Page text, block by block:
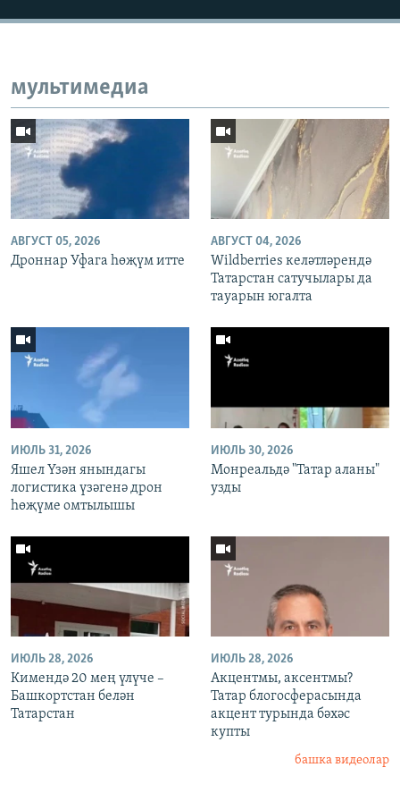
мультимедиа
АВГУСТ 05, 2026
Дроннар Уфага һөҗүм итте
АВГУСТ 04, 2026
Wildberries келәтләрендә
Татарстан сатучылары да
тауарын югалта
ИЮЛЬ 31, 2026
Яшел Үзән янындагы
логистика үзәгенә дрон
һөҗүме омтылышы
ИЮЛЬ 30, 2026
Монреальдә "Татар аланы"
узды
ИЮЛЬ 28, 2026
Кимендә 20 мең үлүче –
Башкортстан белән
Татарстан
ИЮЛЬ 28, 2026
Акцентмы, аксентмы?
Татар блогосферасында
акцент турында бәхәс
купты
башка видеолар